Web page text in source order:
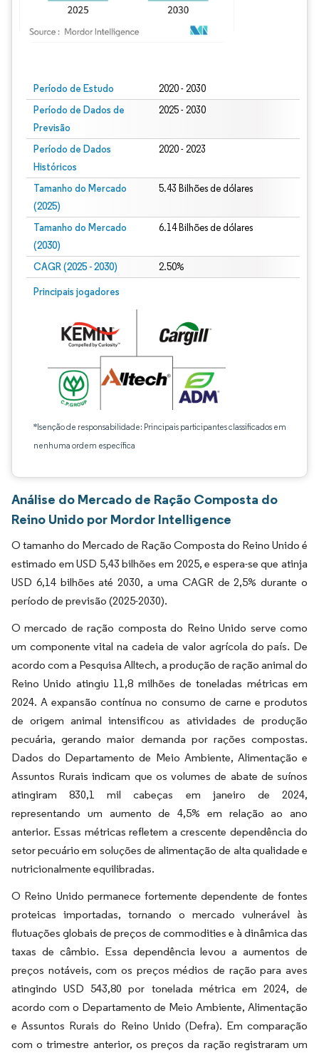
Período de Estudo 2020 - 2030
Período de Dados de
Previsão
2025 - 2030
Período de Dados
Históricos
2020 - 2023
Tamanho do Mercado
(2025)
5.43 Bilhões de dólares
Tamanho do Mercado
(2030)
6.14 Bilhões de dólares
CAGR (2025 - 2030) 2.50%
Principais jogadores
*Isenção de responsabilidade: Principais participantes classificados em
nenhuma ordem específica
Análise do Mercado de Ração Composta do
Reino Unido por Mordor Intelligence
O tamanho do Mercado de Ração Composta do Reino Unido é
estimado em USD 5,43 bilhões em 2025, e espera-se que atinja
USD 6,14 bilhões até 2030, a uma CAGR de 2,5% durante o
período de previsão (2025-2030).
O mercado de ração composta do Reino Unido serve como
um componente vital na cadeia de valor agrícola do país. De
acordo com a Pesquisa Alltech, a produção de ração animal do
Reino Unido atingiu 11,8 milhões de toneladas métricas em
2024. A expansão contínua no consumo de carne e produtos
de origem animal intensificou as atividades de produção
pecuária, gerando maior demanda por rações compostas.
Dados do Departamento de Meio Ambiente, Alimentação e
Assuntos Rurais indicam que os volumes de abate de suínos
atingiram 830,1 mil cabeças em janeiro de 2024,
representando um aumento de 4,5% em relação ao ano
anterior. Essas métricas refletem a crescente dependência do
setor pecuário em soluções de alimentação de alta qualidade e
nutricionalmente equilibradas.
O Reino Unido permanece fortemente dependente de fontes
proteicas importadas, tornando o mercado vulnerável às
flutuações globais de preços de commodities e à dinâmica das
taxas de câmbio. Essa dependência levou a aumentos de
preços notáveis, com os preços médios de ração para aves
atingindo USD 543,80 por tonelada métrica em 2024, de
acordo com o Departamento de Meio Ambiente, Alimentação
e Assuntos Rurais do Reino Unido (Defra). Em comparação
com o trimestre anterior, os preços da ração registraram um